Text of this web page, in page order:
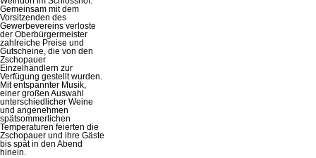
Gemeinsam mit dem
Vorsitzenden des
Gewerbevereins verloste
der Oberbürgermeister
zahlreiche Preise und
Gutscheine, die von den
Zschopauer
Einzelhändlern zur
Verfügung gestellt wurden.
Mit entspannter Musik,
einer großen Auswahl
unterschiedlicher Weine
und angenehmen
spätsommerlichen
Temperaturen feierten die
Zschopauer und ihre Gäste
bis spät in den Abend
hinein.